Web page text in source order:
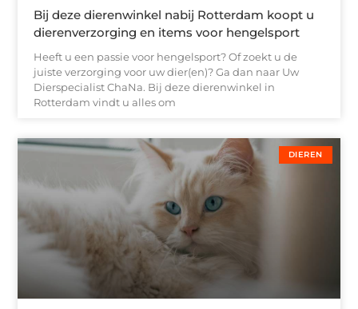
Bij deze dierenwinkel nabij Rotterdam koopt u
dierenverzorging en items voor hengelsport
Heeft u een passie voor hengelsport? Of zoekt u de
juiste verzorging voor uw dier(en)? Ga dan naar Uw
Dierspecialist ChaNa. Bij deze dierenwinkel in
Rotterdam vindt u alles om
DIEREN